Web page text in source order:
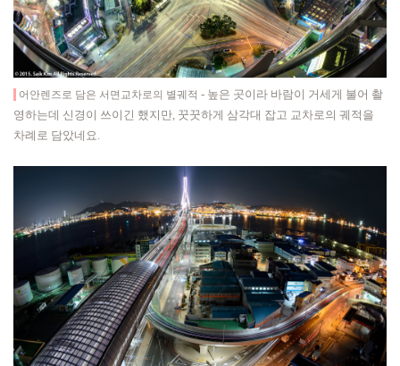
어안렌즈로 담은 서면교차로의 별궤적 - 높은 곳이라 바람이 거세게 불어 촬
영하는데 신경이 쓰이긴 했지만, 꿋꿋하게 삼각대 잡고 교차로의 궤적을
차례로 담았네요.